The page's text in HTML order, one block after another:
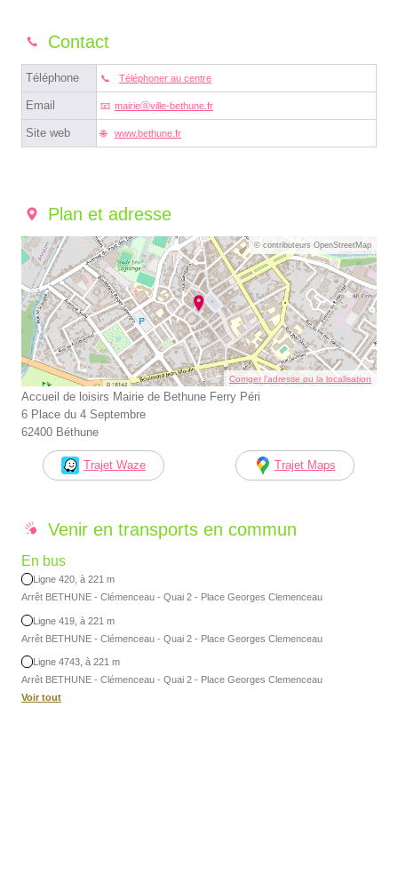
Contact
Téléphone Téléphoner au centre
Email mairieⓐville-bethune.fr
Site web www.bethune.fr
Plan et adresse
© contributeurs OpenStreetMap
Corriger l’adresse ou la localisation
Accueil de loisirs Mairie de Bethune Ferry Péri
6 Place du 4 Septembre
62400 Béthune
Trajet Waze Trajet Maps
Venir en transports en commun
En bus
Ligne 420, à 221 m
Arrêt BETHUNE - Clémenceau - Quai 2 - Place Georges Clemenceau
Ligne 419, à 221 m
Arrêt BETHUNE - Clémenceau - Quai 2 - Place Georges Clemenceau
Ligne 4743, à 221 m
Arrêt BETHUNE - Clémenceau - Quai 2 - Place Georges Clemenceau
Voir tout